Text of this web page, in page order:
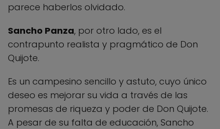
parece haberlos olvidado.
Sancho Panza, por otro lado, es el
contrapunto realista y pragmático de Don
Quijote.
Es un campesino sencillo y astuto, cuyo único
deseo es mejorar su vida a través de las
promesas de riqueza y poder de Don Quijote.
A pesar de su falta de educación, Sancho